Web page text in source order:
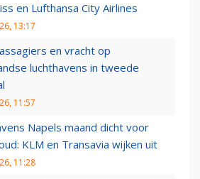
en Lufthansa City Airlines
13:17
en vracht op
luchthavens in tweede
11:57
Napels maand dicht voor
KLM en Transavia wijken uit
11:28